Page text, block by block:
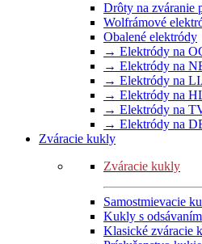
Drôty na zváranie
Wolfrámové
Obalené elektródy
→ Elektródy na
→ Elektródy na
→ Elektródy na
→ Elektródy na
→ Elektródy na
→ Elektródy na
Zváracie kukly
Zváracie kukly
Samostmievacie
Kukly s odsávaním
Klasické zváracie